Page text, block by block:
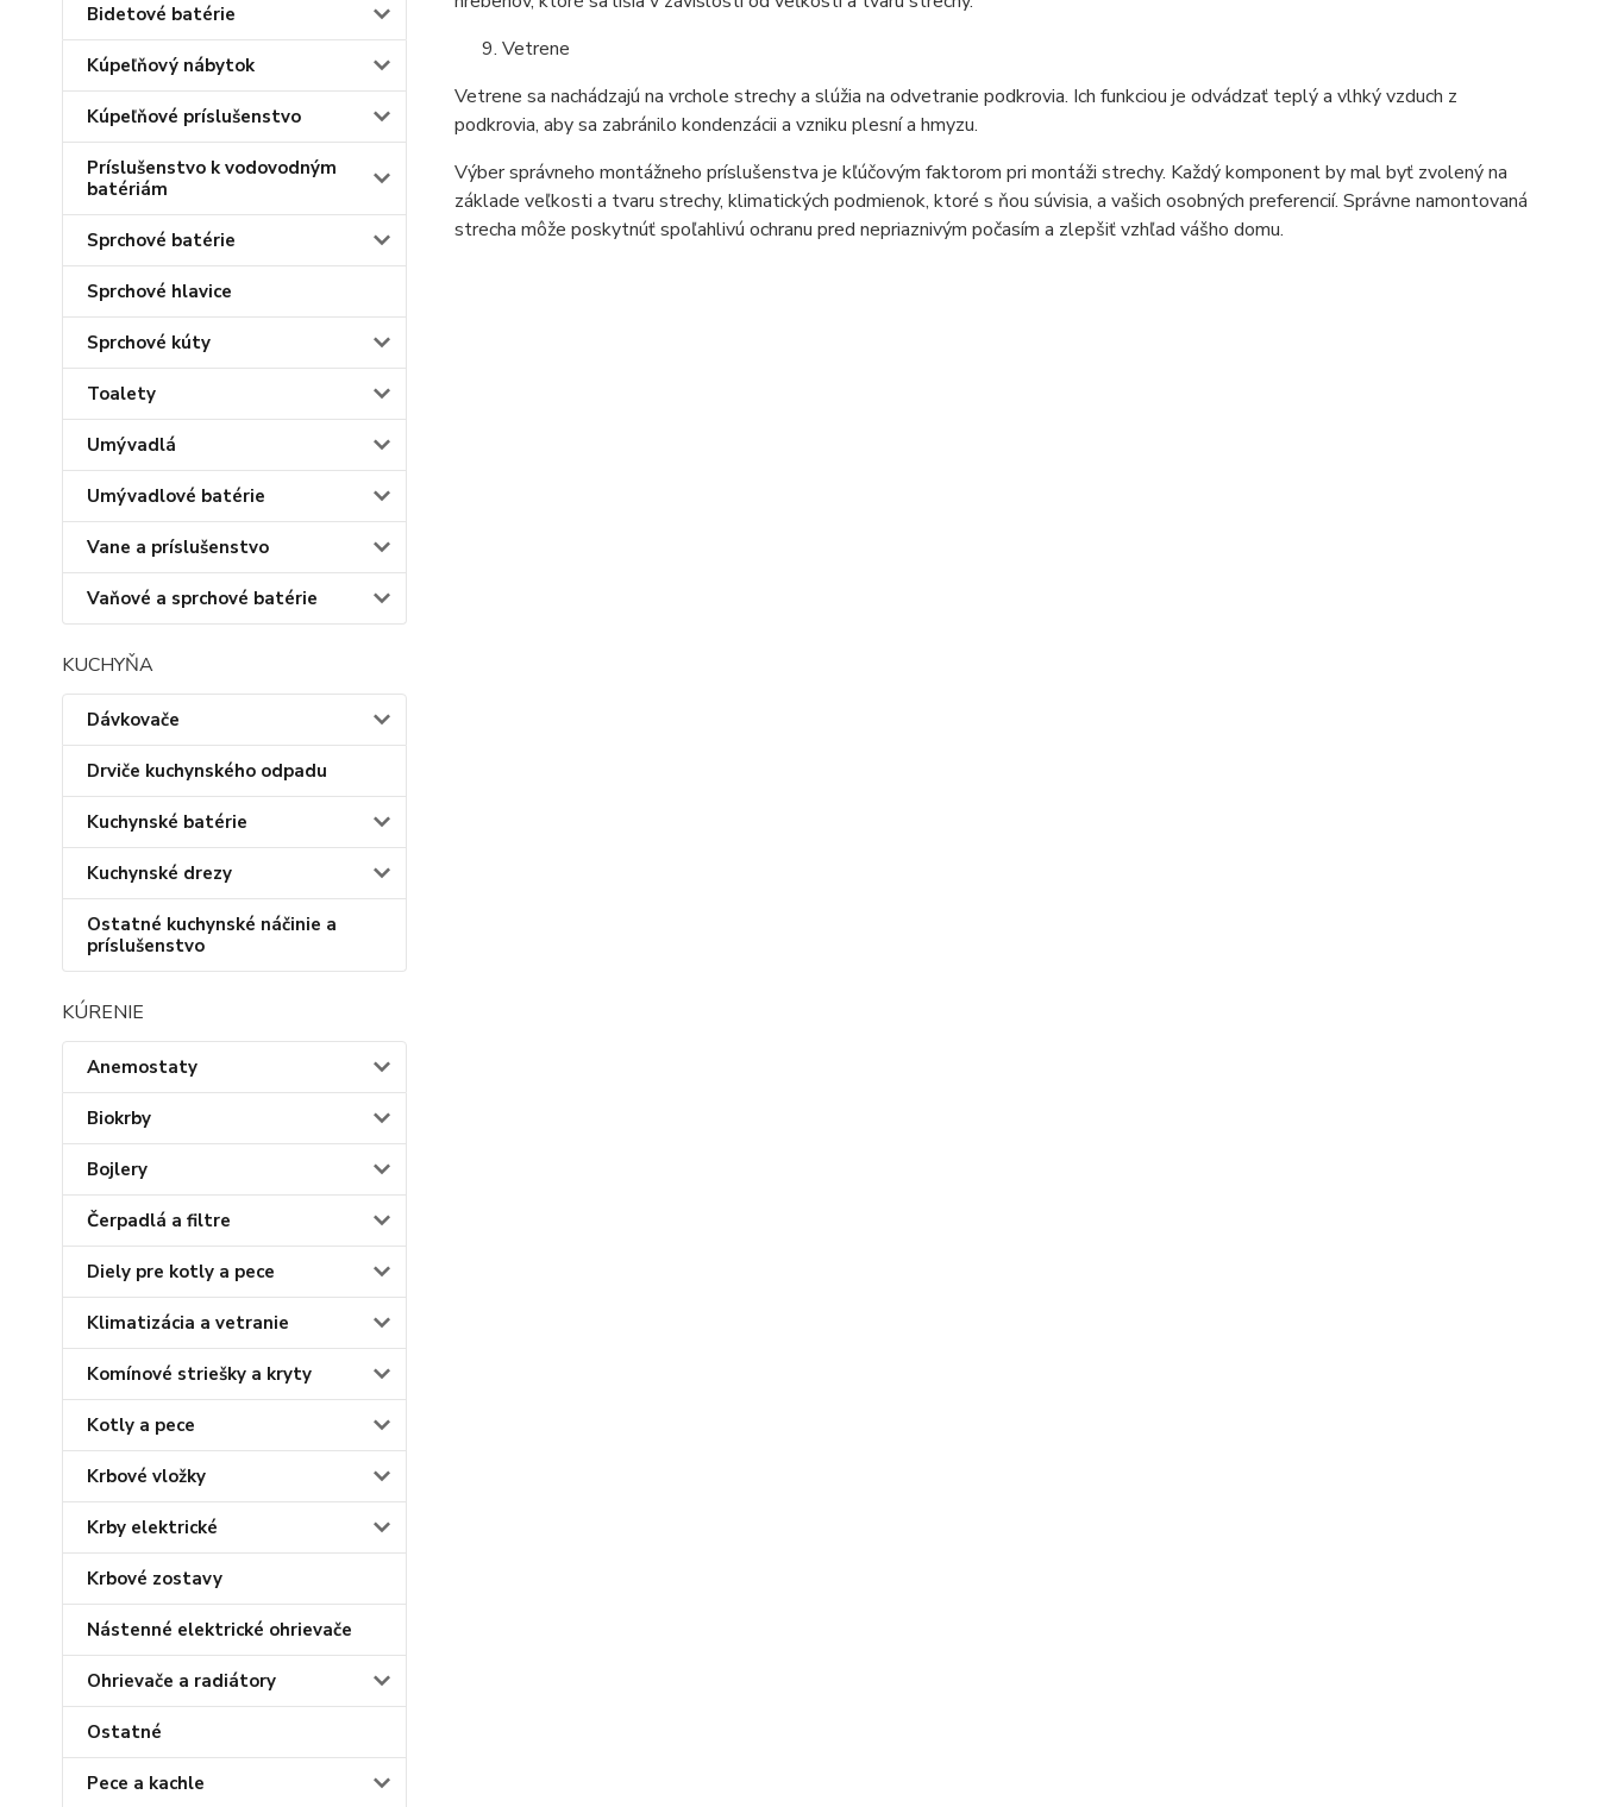
Bidetové batérie
Kúpeľňový nábytok
Kúpeľňové príslušenstvo
Príslušenstvo k vodovodným
batériám
Sprchové batérie
Sprchové hlavice
Sprchové kúty
Toalety
Umývadlá
Umývadlové batérie
Vane a príslušenstvo
Vaňové a sprchové batérie
KUCHYŇA
Dávkovače
Drviče kuchynského odpadu
Kuchynské batérie
Kuchynské drezy
Ostatné kuchynské náčinie a
príslušenstvo
KÚRENIE
Anemostaty
Biokrby
Bojlery
Čerpadlá a filtre
Diely pre kotly a pece
Klimatizácia a vetranie
Komínové striešky a kryty
Kotly a pece
Krbové vložky
Krby elektrické
Krbové zostavy
Nástenné elektrické ohrievače
Ohrievače a radiátory
Ostatné
Pece a kachle
Vetrene
Vetrene sa nachádzajú na vrchole strechy a slúžia na odvetranie podkrovia. Ich funkciou je odvádzať teplý a vlhký vzduch z
podkrovia, aby sa zabránilo kondenzácii a vzniku plesní a hmyzu.
Výber správneho montážneho príslušenstva je kľúčovým faktorom pri montáži strechy. Každý komponent by mal byť zvolený na
základe veľkosti a tvaru strechy, klimatických podmienok, ktoré s ňou súvisia, a vašich osobných preferencií. Správne namontovaná
strecha môže poskytnúť spoľahlivú ochranu pred nepriaznivým počasím a zlepšiť vzhľad vášho domu.